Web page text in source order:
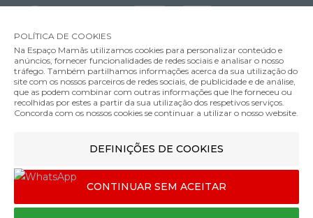
Cor
MÉTODOS DE ENVIO
MÉTODOS DE PAGAMENTO
Designed & developed by
POLÍTICA DE COOKIES
Na Espaço Mamãs utilizamos cookies para personalizar conteúdo e
anúncios, fornecer funcionalidades de redes sociais e analisar o nosso
tráfego. Também partilhamos informações acerca da sua utilização do
site com os nossos parceiros de redes sociais, de publicidade e de análise,
que as podem combinar com outras informações que lhe forneceu ou
recolhidas por estes a partir da sua utilização dos respetivos serviços.
Concorda com os nossos cookies se continuar a utilizar o nosso website.
DEFINIÇÕES DE COOKIES
CONTINUAR SEM ACEITAR